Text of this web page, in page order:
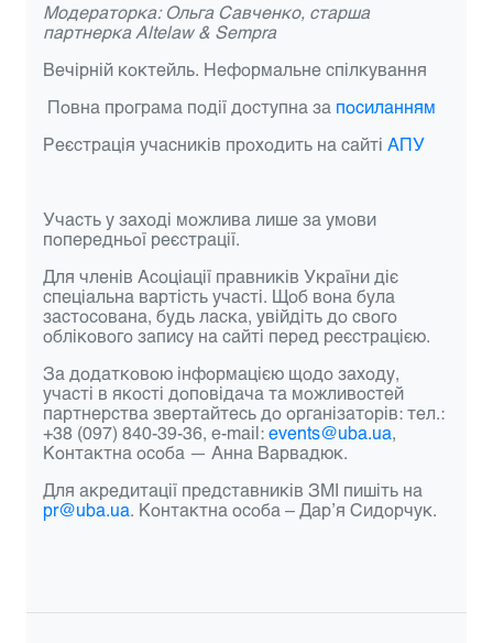
Модераторка: Ольга Савченко, старша
партнерка Altelaw & Sempra
Вечірній коктейль. Неформальне спілкування
Повна програма події доступна за посиланням
Реєстрація учасників проходить на сайті АПУ
Участь у заході можлива лише за умови
попередньої реєстрації.
Для членів Асоціації правників України діє
спеціальна вартість участі. Щоб вона була
застосована, будь ласка, увійдіть до свого
облікового запису на сайті перед реєстрацією.
За додатковою інформацією щодо заходу,
участі в якості доповідача та можливостей
партнерства звертайтесь до організаторів: тел.:
+38 (097) 840-39-36, e-mail: events@uba.ua,
Контактна особа — Анна Варвадюк.
Для акредитації представників ЗМІ пишіть на
pr@uba.ua. Контактна особа – Дарʼя Сидорчук.